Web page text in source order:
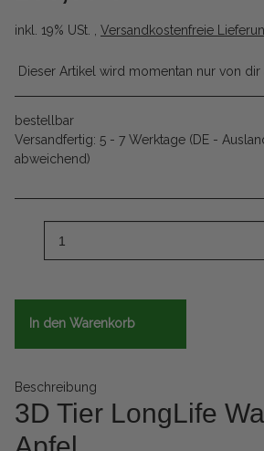
inkl. 19% USt. , Versandkostenfreie
Dieser Artikel wird momentan nur von dir
bestellbar
Versandfertig: 5 - 7 Werktage (DE -
abweichend)
In den Warenkorb
Beschreibung
3D Tier LongLife